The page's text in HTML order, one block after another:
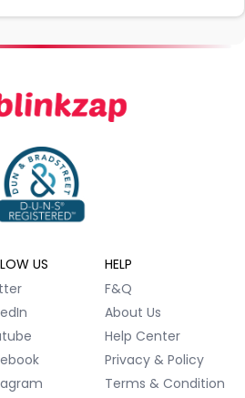
US
HELP
F&Q
About Us
Help Center
Privacy & Policy
Terms & Condition